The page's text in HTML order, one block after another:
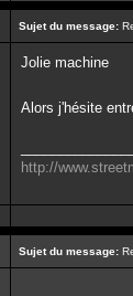
Sujet du message:
Jolie machine
Alors j'hésite
http://
Sujet du message: